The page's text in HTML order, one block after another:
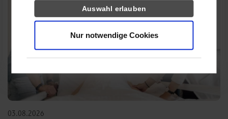
Auswahl erlauben
Nur notwendige Cookies
03.08.2026